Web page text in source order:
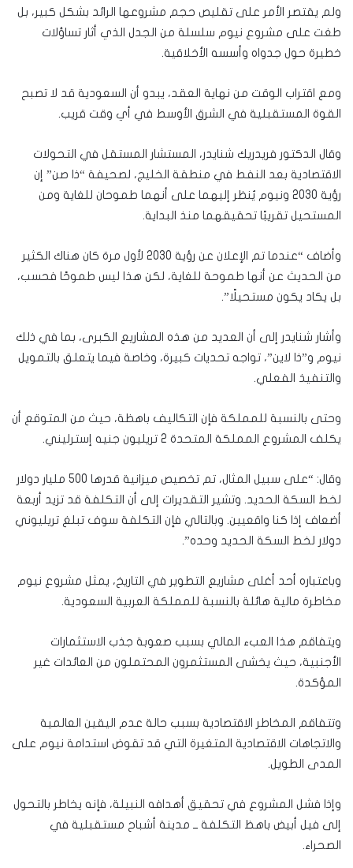
ولم يقتصر الأمر على تقليص حجم مشروعها الرائد بشكل كبير، بل
طغت على مشروع نيوم سلسلة من الجدل الذي أثار تساؤلات
خطيرة حول جدواه وأسسه الأخلاقية.
ومع اقتراب الوقت من نهاية العقد، يبدو أن السعودية قد لا تصبح
القوة المستقبلية في الشرق الأوسط في أي وقت قريب.
وقال الدكتور فريدريك شنايدر، المستشار المستقل في التحولات
الاقتصادية بعد النفط في منطقة الخليج، لصحيفة “ذا صن” إن
رؤية 2030 ونيوم يُنظر إليهما على أنهما طموحان للغاية ومن
المستحيل تقريبًا تحقيقهما منذ البداية.
وأضاف “عندما تم الإعلان عن رؤية 2030 لأول مرة كان هناك الكثير
من الحديث عن أنها طموحة للغاية، لكن هذا ليس طموحًا فحسب،
بل يكاد يكون مستحيلًا”.
وأشار شنايدر إلى أن العديد من هذه المشاريع الكبرى، بما في ذلك
نيوم و”ذا لاين”، تواجه تحديات كبيرة، وخاصة فيما يتعلق بالتمويل
والتنفيذ الفعلي.
وحتى بالنسبة للمملكة فإن التكاليف باهظة، حيث من المتوقع أن
يكلف المشروع المملكة المتحدة 2 تريليون جنيه إسترليني.
وقال: “على سبيل المثال، تم تخصيص ميزانية قدرها 500 مليار دولار
لخط السكة الحديد. وتشير التقديرات إلى أن التكلفة قد تزيد أربعة
أضعاف إذا كنا واقعيين. وبالتالي فإن التكلفة سوف تبلغ تريليوني
دولار لخط السكة الحديد وحده”.
وباعتباره أحد أغلى مشاريع التطوير في التاريخ، يمثل مشروع نيوم
مخاطرة مالية هائلة بالنسبة للمملكة العربية السعودية.
ويتفاقم هذا العبء المالي بسبب صعوبة جذب الاستثمارات
الأجنبية، حيث يخشى المستثمرون المحتملون من العائدات غير
المؤكدة.
وتتفاقم المخاطر الاقتصادية بسبب حالة عدم اليقين العالمية
والاتجاهات الاقتصادية المتغيرة التي قد تقوض استدامة نيوم على
المدى الطويل.
وإذا فشل المشروع في تحقيق أهدافه النبيلة، فإنه يخاطر بالتحول
إلى فيل أبيض باهظ التكلفة ــ مدينة أشباح مستقبلية في
الصحراء.